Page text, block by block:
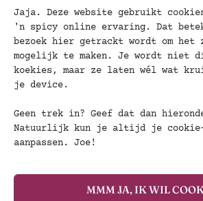
Jaja. Deze website gebruikt
'n spicy online ervaring. Dat
bezoek hier getrackt wordt om het
mogelijk te maken. Je wordt niet
koekies, maar ze laten wél wat
je device.
Geen trek in? Geef dat dan
Natuurlijk kun je altijd je
aanpassen. Joe!
MMM JA, IK WIL
BTW: NL003531499B87